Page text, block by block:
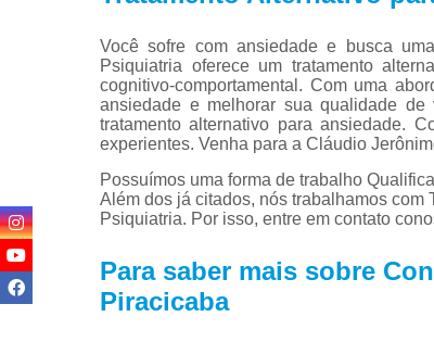
Você sofre com ansiedade e busca
Psiquiatria oferece um tratamento
cognitivo-comportamental. Com uma
ansiedade e melhorar sua qualidade
tratamento alternativo para ansiedade.
experientes. Venha para a Cláudio
Possuímos uma forma de trabalho
Além dos já citados, nós trabalhamos
Psiquiatria. Por isso, entre em contato
Para saber mais sobre
Piracicaba